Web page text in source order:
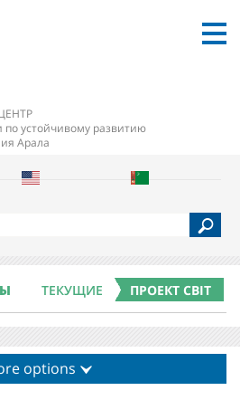
устойчивому развитию
Арала
ТЕКУЩИЕ ПРОЕКТ CBIT
options